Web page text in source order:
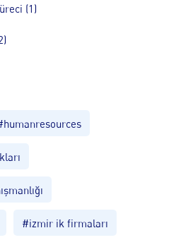
(1)
#izmir ik firmaları